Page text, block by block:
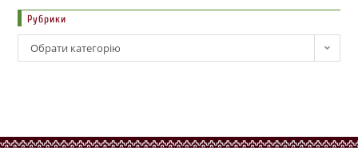
Рубрики
Обрати категорію